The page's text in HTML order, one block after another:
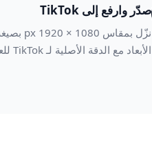
صدّر وارفع إلى TikTok
الأبعاد مع الدقة الأصلية لـ TikTok للعرض الواضح على جميع الأجهزة.